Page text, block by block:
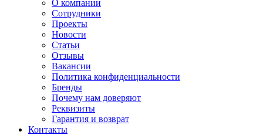
О компании
Сотрудники
Проекты
Новости
Статьи
Отзывы
Вакансии
Политика конфиденциальности
Бренды
Почему нам доверяют
Реквизиты
Гарантия и возврат
Контакты